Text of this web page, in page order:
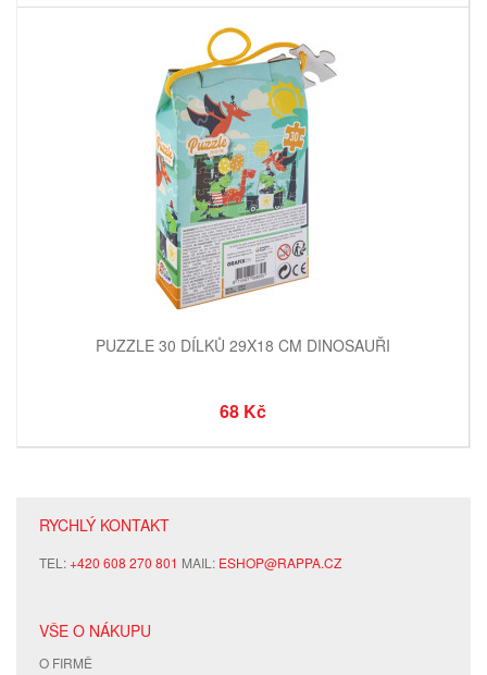
PUZZLE 30 DÍLKŮ 29X18 CM DINOSAUŘI
68 Kč
RYCHLÝ KONTAKT
TEL:+420 608 270 801 MAIL: ESHOP@RAPPA.CZ
VŠE O NÁKUPU
O FIRMĚ